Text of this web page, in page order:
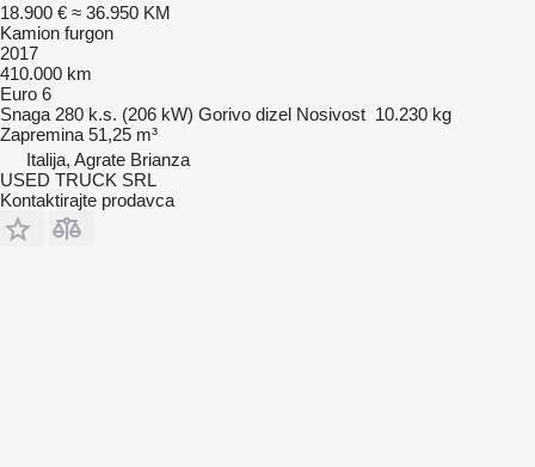
18.900 € ≈ 36.950 KM
Kamion furgon
2017
410.000 km
Euro 6
Snaga 280 k.s. (206 kW) Gorivo dizel Nosivost 10.230 kg
Zapremina 51,25 m³
Italija, Agrate Brianza
USED TRUCK SRL
Kontaktirajte prodavca